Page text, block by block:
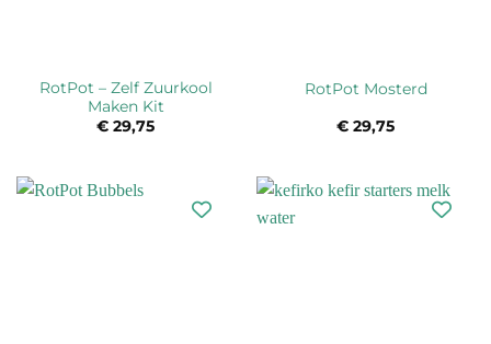
RotPot – Zelf Zuurkool
Maken Kit
€ 29,75
RotPot Mosterd
€ 29,75